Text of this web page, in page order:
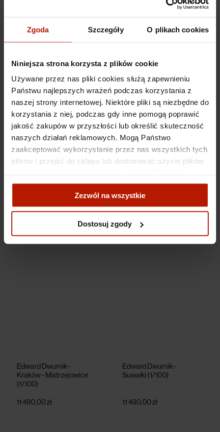
Zgoda Szczegóły O plikach cookies
Niniejsza strona korzysta z plików cookie
Używane przez nas pliki cookies służą zapewnieniu
Państwu najlepszych wrażeń podczas korzystania z
naszej strony internetowej. Niektóre pliki są niezbędne do
korzystania z niej, podczas gdy inne pomogą poprawić
jakość zakupów w przyszłości lub określić skuteczność
naszych działań reklamowych. Mogą Państwo
zaakceptować wykorzystanie przez nas wszystkich tych
plików i przejść do sklepu lub dostosować użycie plików
zgody".
Więcej o plikach cookies przeczytasz w naszej Polityce
Zezwól na wszystkie
Dostosuj zgody
Miasto Gdańsk (1/100)
22 990,00 zł
Edward Dwurnik - Płock
(1/100)
22 990,00 zł
Edward Dwurnik -
Kraków - Mistrzejowice
(1/100)
11 490,00 zł
Edward Dwurnik -
Suwałki (1/100)
11 490,00 zł